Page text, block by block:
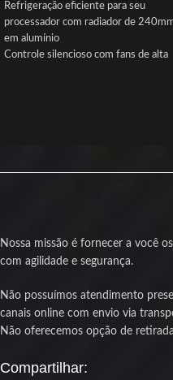
Refrigeração eficiente para seu
processador com radiador de
em alumínio
Controle silencioso com fans de alta
Nossa missão é fornecer a você
com agilidade e segurança.
Não possuímos atendimento
canais online com envio via
Não oferecemos opção de
Compartilhar: